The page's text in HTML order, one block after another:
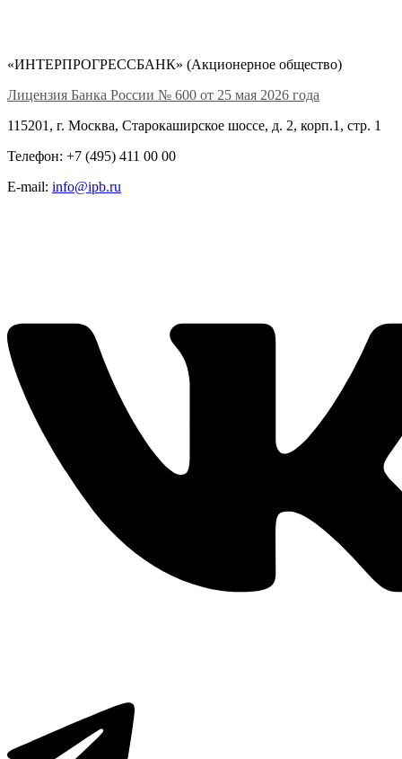
«ИНТЕРПРОГРЕССБАНК» (Акционерное общество)
Лицензия Банка России № 600 от 25 мая 2026 года
115201, г. Москва, Старокаширское шоссе, д. 2, корп.1, стр. 1
Телефон: +7 (495) 411 00 00
E-mail: info@ipb.ru